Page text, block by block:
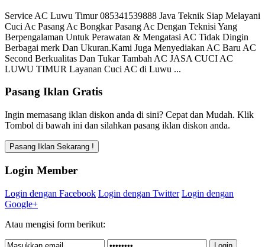
Service AC Luwu Timur 085341539888 Java Teknik Siap Melayani
Cuci Ac Pasang Ac Bongkar Pasang Ac Dengan Teknisi Yang
Berpengalaman Untuk Perawatan & Mengatasi AC Tidak Dingin
Berbagai merk Dan Ukuran.Kami Juga Menyediakan AC Baru AC
Second Berkualitas Dan Tukar Tambah AC JASA CUCI AC
LUWU TIMUR Layanan Cuci AC di Luwu ...
Pasang Iklan Gratis
Ingin memasang iklan diskon anda di sini? Cepat dan Mudah. Klik
Tombol di bawah ini dan silahkan pasang iklan diskon anda.
Login Member
Login dengan Facebook Login dengan Twitter Login dengan
Google+
Atau mengisi form berikut: